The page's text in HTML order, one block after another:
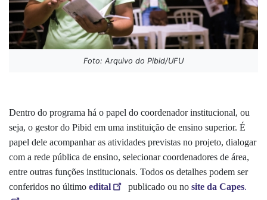
Foto: Arquivo do Pibid/UFU
Dentro do programa há o papel do coordenador institucional, ou
seja, o gestor do Pibid em uma instituição de ensino superior. É
papel dele acompanhar as atividades previstas no projeto, dialogar
com a rede pública de ensino, selecionar coordenadores de área,
entre outras funções institucionais. Todos os detalhes podem ser
conferidos no último edital publicado ou no site da Capes.